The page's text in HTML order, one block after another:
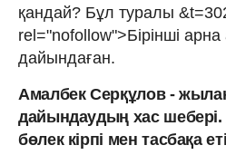
қандай? Бұл туралы
rel="nofollow">Бірінші
дайындаған.
Амалбек Серқұлов -
дайындаудың хас шебері.
бөлек кірпі мен тасбақа